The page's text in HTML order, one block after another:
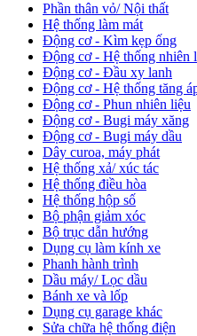
Phần thân vỏ/ Nội thất
Hệ thống làm mát
Động cơ - Kìm kẹp ống
Động cơ - Hệ thống nhiên
Động cơ - Đầu xy lanh
Động cơ - Hệ thống tăng
Động cơ - Phun nhiên liệu
Động cơ - Bugi máy xăng
Động cơ - Bugi máy dầu
Dây curoa, máy phát
Hệ thống xả/ xúc tác
Hệ thống điều hòa
Hệ thống hộp số
Bộ phận giảm xóc
Bộ trục dẫn hướng
Dụng cụ làm kính xe
Phanh hành trình
Dầu máy/ Lọc dầu
Bánh xe và lốp
Dụng cụ garage khác
Sửa chữa hệ thống điện